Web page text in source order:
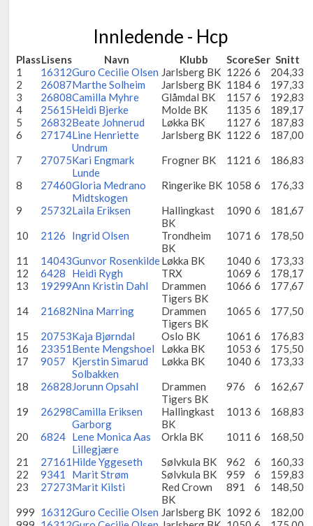
Innledende - Hcp
PlassLisens Navn Klubb ScoreSer Snitt
1
16312Guro Cecilie Olsen Jarlsberg BK 1226 6
204,33
2
26087Marthe Solheim Jarlsberg BK 1184 6
197,33
3
26808Camilla Myhre Glåmdal BK 1157 6
192,83
4
25615Heidi Bjerke Molde BK 1135 6
189,17
5
26832Beate Johnerud Løkka BK 1127 6
187,83
6
27174Line Henriette
Undrum
Jarlsberg BK 1122 6
187,00
7
27075Kari Engmark
Lunde
Frogner BK 1121 6
186,83
8
27460Gloria Medrano
Midtskogen
Ringerike BK 1058 6
176,33
9
25732Laila Eriksen
Hallingkast
BK
1090 6
181,67
10
2126 Ingrid Olsen
Trondheim
BK
1071 6
178,50
11
14043Gunvor RosenkildeLøkka BK 1040 6
173,33
12
6428 Heidi Rygh TRX 1069 6
178,17
13
19299Ann Kristin Dahl
Drammen
Tigers BK
1066 6
177,67
14
21682Nina Marring
Drammen
Tigers BK
1065 6
177,50
15
20753Kaja Bjørndal Oslo BK 1061 6
176,83
16
23351Bente Mengshoel Løkka BK 1053 6
175,50
17
9057
Kjerstin Simarud
Solbakken
Løkka BK 1040 6
173,33
18
26828Jorunn Opsahl
Drammen
Tigers BK
976 6
162,67
19
26298Camilla Eriksen
Garborg
Hallingkast
BK
1013 6
168,83
20
6824 Lene Monica Aas
Lillegjære
Orkla BK 1011 6
168,50
21
27161Hilde Yggeseth Sølvkula BK 962 6
160,33
22
9341 Marit Strøm Sølvkula BK 959 6
159,83
23
27273Marit Kilsti
Red Crown
BK
891 6
148,50
999 16312Guro Cecilie Olsen Jarlsberg BK 1092 6
182,00